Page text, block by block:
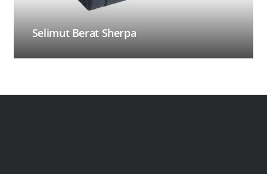
Selimut Berat Sherpa